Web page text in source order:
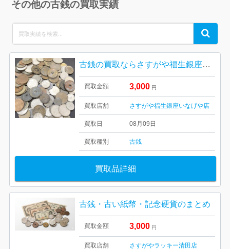
その他の古銭の買取実績
for:
Search
古銭の買取ならさすがや福生銀座いなげや店です！| 福生市北田園| 古銭やふるい紙幣おまとめ
買取金額 3,000 円
買取店舗 さすがや福生銀座いなげや店
買取日 08月09日
買取種別 古銭
買取品詳細
古銭・古い紙幣・記念硬貨のまとめ
買取金額 3,000 円
買取店舗 さすがやラッキー清田店